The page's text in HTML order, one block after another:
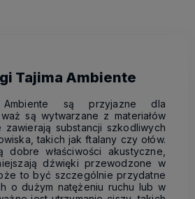
Tajima Ambiente
są przyjazne dla
są wytwarzane z materiałów
zawierają substancji szkodliwych
takich jak ftalany czy ołów.
dobre właściwości akustyczne,
dźwięki przewodzone w
to być szczególnie przydatne
o dużym natężeniu ruchu lub w